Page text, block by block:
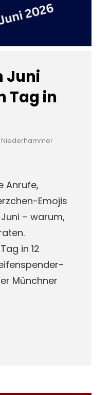
Juni
Tag in
Niederhammer
Anrufe,
Emojis
– warum,
in 12
Münchner